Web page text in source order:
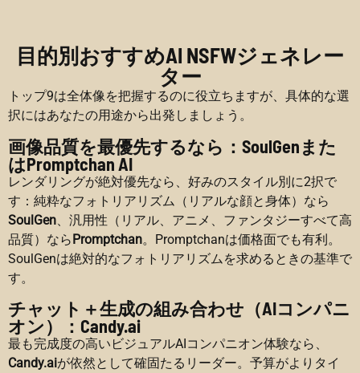
目的別おすすめAI NSFWジェネレー
ター
トップ9は全体像を把握するのに役立ちますが、具体的な選
択にはあなたの用途から出発しましょう。
画像品質を最優先するなら：SoulGenまた
はPromptchan AI
レンダリングが絶対優先なら、好みのスタイル別に2択で
す：純粋なフォトリアリズム（リアルな顔と身体）なら
SoulGen 、汎用性（リアル、アニメ、ファンタジーすべて高
品質）ならPromptchan。Promptchanは価格面でも有利。
SoulGenは絶対的なフォトリアリズムを求めるときの基準で
す。
チャット＋生成の組み合わせ（AIコンパニ
オン）：Candy.ai
最も完成度の高いビジュアルAIコンパニオン体験なら、
Candy.aiが依然として確固たるリーダー。予算がよりタイ